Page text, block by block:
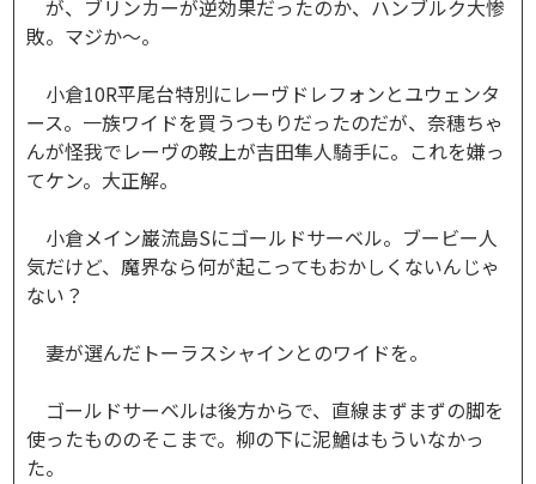
が、ブリンカーが逆効果だったのか、ハンブルク大惨
敗。マジか～。
小倉10R平尾台特別にレーヴドレフォンとユウェンタ
ース。一族ワイドを買うつもりだったのだが、奈穗ちゃ
んが怪我でレーヴの鞍上が吉田隼人騎手に。これを嫌っ
てケン。大正解。
小倉メイン巌流島Sにゴールドサーベル。ブービー人
気だけど、魔界なら何が起こってもおかしくないんじゃ
ない？
妻が選んだトーラスシャインとのワイドを。
ゴールドサーベルは後方からで、直線まずまずの脚を
使ったもののそこまで。柳の下に泥鰌はもういなかっ
た。